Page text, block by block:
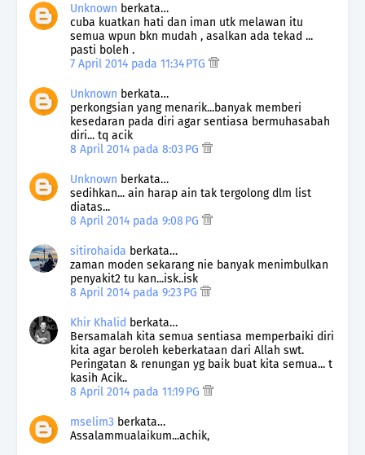
Unknown berkata…
cuba kuatkan hati dan iman utk melawan itu
semua wpun bkn mudah , asalkan ada tekad ...
pasti boleh .
7 April 2014 pada 11:34 PTG
Unknown berkata…
perkongsian yang menarik...banyak memberi
kesedaran pada diri agar sentiasa bermuhasabah
diri... tq acik
8 April 2014 pada 8:03 PG
Unknown berkata…
sedihkan... ain harap ain tak tergolong dlm list
diatas...
8 April 2014 pada 9:08 PG
sitirohaida berkata…
zaman moden sekarang nie banyak menimbulkan
penyakit2 tu kan...isk..isk
8 April 2014 pada 9:23 PG
Khir Khalid berkata…
Bersamalah kita semua sentiasa memperbaiki diri
kita agar beroleh keberkataan dari Allah swt.
Peringatan & renungan yg baik buat kita semua... t
kasih Acik..
8 April 2014 pada 11:19 PG
mselim3 berkata…
Assalammualaikum...achik,